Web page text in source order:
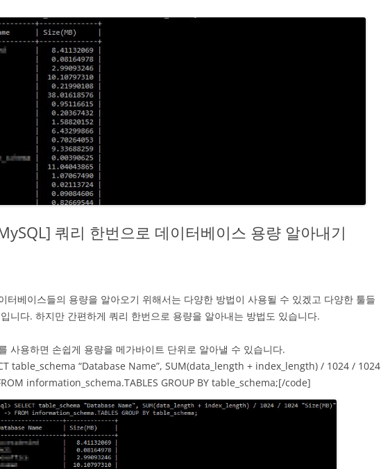
쿼리 한번으로 데이터베이스 용량 알아내기
터베이스들의 용량을 알아오기 위해서는 다양한 방법이 사용될 수 있겠고 다양한 툴들
니다. 하지만 간편하게 쿼리 한번으로 용량을 알아내는 방법도 있습니다.
사용하면 손쉽게 용량을 메가바이트 단위로 알아낼 수 있습니다.
table_schema “Database Name”, SUM(data_length + index_length) / 1024 / 1024
information_schema.TABLES GROUP BY table_schema;[/code]